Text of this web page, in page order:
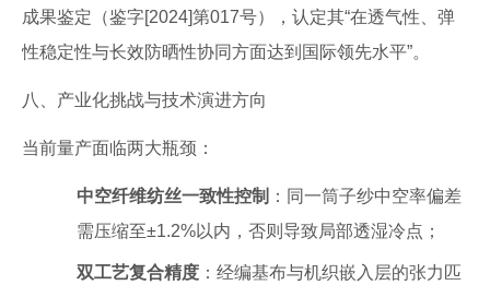
成果鉴定（鉴字[2024]第017号），认定其“在透气性、弹
性稳定性与长效防晒性协同方面达到国际领先水平”。
八、产业化挑战与技术演进方向
当前量产面临两大瓶颈：
中空纤维纺丝一致性控制 ：同一筒子纱中空率偏差
需压缩至±1.2%以内，否则导致局部透湿冷点；
双工艺复合精度 ：经编基布与机织嵌入层的张力匹